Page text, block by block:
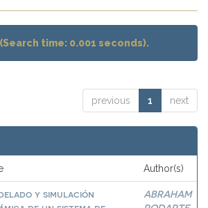
time: 0.001 seconds).
previous 1 next
Author(s)
y simulación
ABRAHAM